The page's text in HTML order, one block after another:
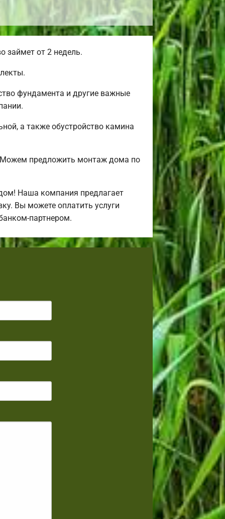
займет от 2 недель.
фундамента и другие важные
а также обустройство камина
Можем предложить монтаж дома по
Наша компания предлагает
Вы можете оплатить услуги
партнером.